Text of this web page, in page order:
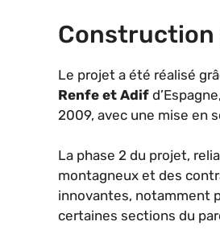
Construction
Le projet a été réalisé
Renfe et Adif
2009, avec une mise en
La phase 2 du projet,
montagneux et des
innovantes, notamment
certaines sections du